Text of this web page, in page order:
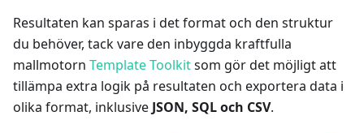
Resultaten kan sparas i det format och den struktur
du behöver, tack vare den inbyggda kraftfulla
mallmotorn Template Toolkitsom gör det möjligt att
tillämpa extra logik på resultaten och exportera data i
olika format, inklusive JSON, SQL och CSV.